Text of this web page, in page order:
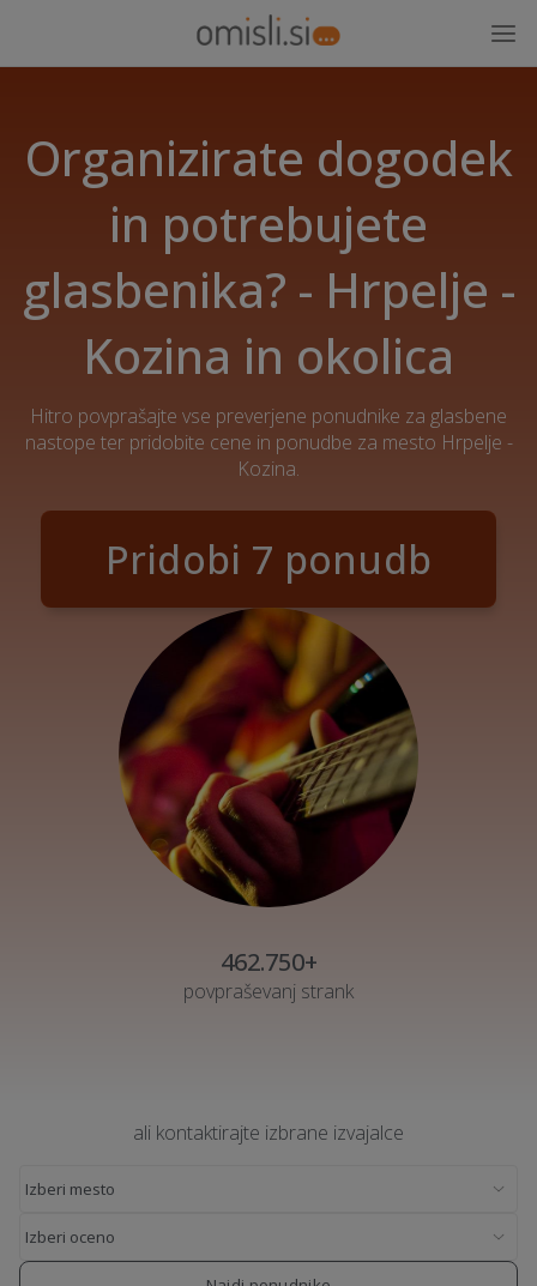
Organizirate dogodek
in potrebujete
glasbenika? - Hrpelje -
Kozina in okolica
Hitro povprašajte vse preverjene ponudnike za glasbene
nastope ter pridobite cene in ponudbe za mesto Hrpelje -
Kozina.
Pridobi 7 ponudb
462.750+
povpraševanj strank
ali kontaktirajte izbrane izvajalce